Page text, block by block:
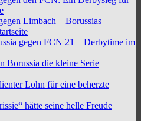
Limbach – Borussias
gegen FCN 21 – Derbytime im
Borussia die kleine Serie
Lohn für eine beherzte
hätte seine helle Freude